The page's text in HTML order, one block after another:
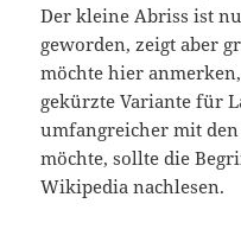
Der kleine Abriss ist
geworden, zeigt aber
möchte hier
gekürzte Variante für
umfangreicher mit
möchte, sollte die
Wikipedia nachlesen.